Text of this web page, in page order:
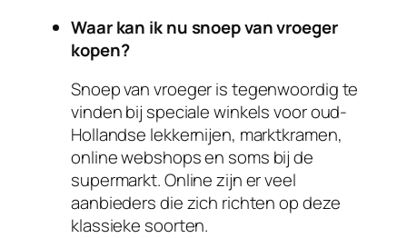
Waar kan ik nu snoep van vroeger
kopen?
Snoep van vroeger is tegenwoordig te
vinden bij speciale winkels voor oud-
Hollandse lekkernijen, marktkramen,
online webshops en soms bij de
supermarkt. Online zijn er veel
aanbieders die zich richten op deze
klassieke soorten.